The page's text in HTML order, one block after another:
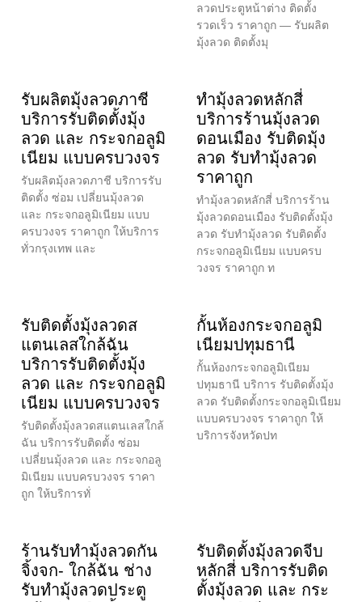
ลวดประตูหน้าต่าง ติดตั้ง
รวดเร็ว ราคาถูก — รับผลิต
มุ้งลวด ติดตั้งมุ
รับผลิตมุ้งลวดภาชี
บริการรับติดตั้งมุ้ง
ลวด และ กระจกอลูมิ
เนียม แบบครบวงจร
รับผลิตมุ้งลวดภาชี บริการรับ
ติดตั้ง ซ่อม เปลี่ยนมุ้งลวด
และ กระจกอลูมิเนียม แบบ
ครบวงจร ราคาถูก ให้บริการ
ทั่วกรุงเทพ และ
ทำมุ้งลวดหลักสี่
บริการร้านมุ้งลวด
ดอนเมือง รับติดมุ้ง
ลวด รับทำมุ้งลวด
ราคาถูก
ทำมุ้งลวดหลักสี่ บริการร้าน
มุ้งลวดดอนเมือง รับติดตั้งมุ้ง
ลวด รับทำมุ้งลวด รับติดตั้ง
กระจกอลูมิเนียม แบบครบ
วงจร ราคาถูก ท
รับติดตั้งมุ้งลวดส
แตนเลสใกล้ฉัน
บริการรับติดตั้งมุ้ง
ลวด และ กระจกอลูมิ
เนียม แบบครบวงจร
รับติดตั้งมุ้งลวดสแตนเลสใกล้
ฉัน บริการรับติดตั้ง ซ่อม
เปลี่ยนมุ้งลวด และ กระจกอลู
มิเนียม แบบครบวงจร ราคา
ถูก ให้บริการทั่
กั้นห้องกระจกอลูมิ
เนียมปทุมธานี
กั้นห้องกระจกอลูมิเนียม
ปทุมธานี บริการ รับติดตั้งมุ้ง
ลวด รับติดตั้งกระจกอลูมิเนียม
แบบครบวงจร ราคาถูก ให้
บริการจังหวัดปท
ร้านรับทำมุ้งลวดกัน
จิ้งจก- ใกล้ฉัน ช่าง
รับทำมุ้งลวดประตู
รับติดตั้งมุ้งลวดจีบ
หลักสี่ บริการรับติด
ตั้งมุ้งลวด และ กระ